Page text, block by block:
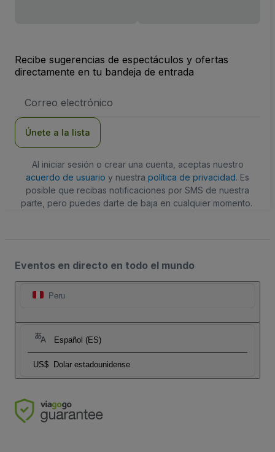
Recibe sugerencias de espectáculos y ofertas
directamente en tu bandeja de entrada
de
Únete a la lista
Al iniciar sesión o crear una cuenta, aceptas nuestro
acuerdo de usuario y nuestra política de privacidad. Es
posible que recibas notificaciones por SMS de nuestra
parte, pero puedes darte de baja en cualquier momento.
Eventos en directo en todo el mundo
Peru
Español (ES)
US$ Dolar estadounidense